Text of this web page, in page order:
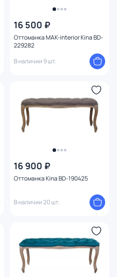
16 500 ₽
Оттоманка MAK-interior Kina BD-
229282
В наличии 9 шт.
16 900 ₽
Оттоманка Kina BD-190425
В наличии 20 шт.